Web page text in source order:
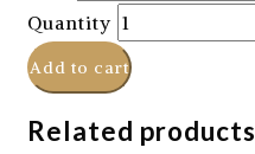
Quantity
Add to cart
Related products